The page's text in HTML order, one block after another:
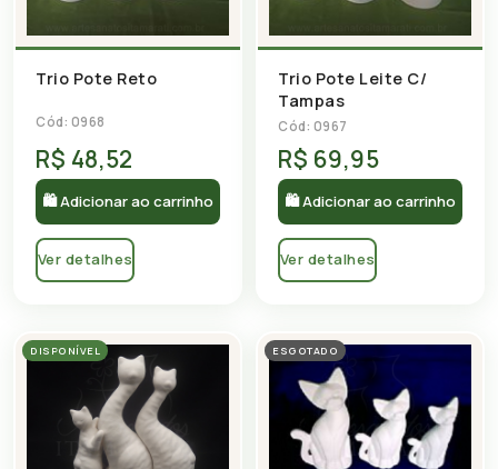
Trio Pote Reto
Cód: 0968
R$ 48,52
🛍 Adicionar ao carrinho
Ver detalhes
Trio Pote Leite C/
Tampas
Cód: 0967
R$ 69,95
🛍 Adicionar ao carrinho
Ver detalhes
DISPONÍVEL ESGOTADO